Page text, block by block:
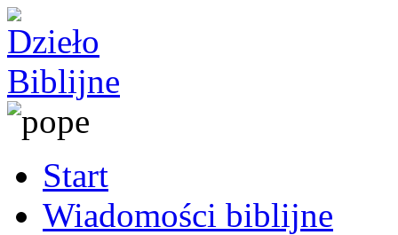
Start
Wiadomości biblijne